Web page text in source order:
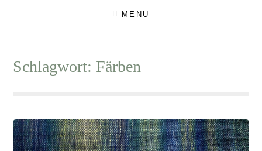
MENU
Schlagwort: Färben